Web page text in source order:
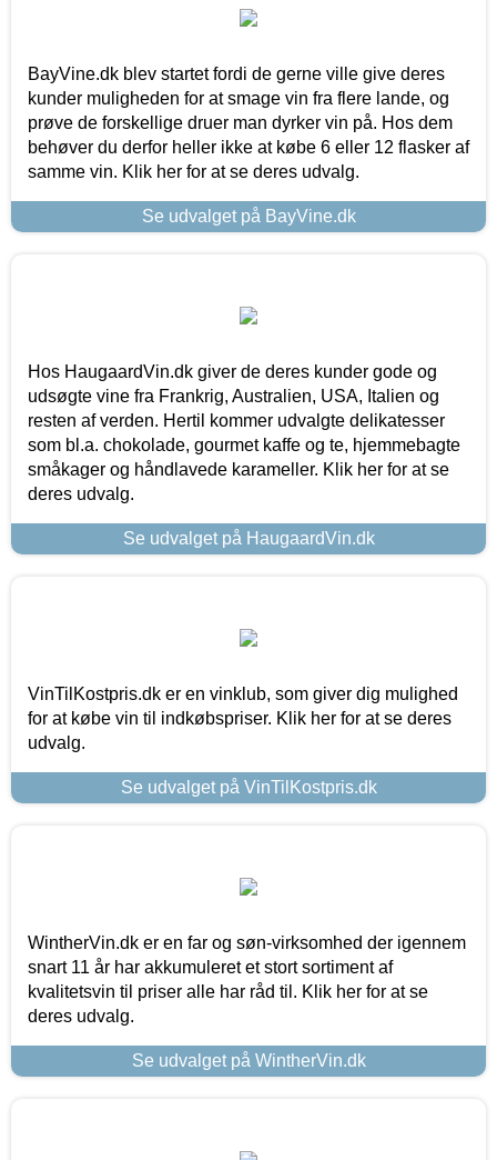
BayVine.dk blev startet fordi de gerne ville give deres
kunder muligheden for at smage vin fra flere lande, og
prøve de forskellige druer man dyrker vin på. Hos dem
behøver du derfor heller ikke at købe 6 eller 12 flasker af
samme vin. Klik her for at se deres udvalg.
Se udvalget på BayVine.dk
Hos HaugaardVin.dk giver de deres kunder gode og
udsøgte vine fra Frankrig, Australien, USA, Italien og
resten af verden. Hertil kommer udvalgte delikatesser
som bl.a. chokolade, gourmet kaffe og te, hjemmebagte
småkager og håndlavede karameller. Klik her for at se
deres udvalg.
Se udvalget på HaugaardVin.dk
VinTilKostpris.dk er en vinklub, som giver dig mulighed
for at købe vin til indkøbspriser. Klik her for at se deres
udvalg.
Se udvalget på VinTilKostpris.dk
WintherVin.dk er en far og søn-virksomhed der igennem
snart 11 år har akkumuleret et stort sortiment af
kvalitetsvin til priser alle har råd til. Klik her for at se
deres udvalg.
Se udvalget på WintherVin.dk